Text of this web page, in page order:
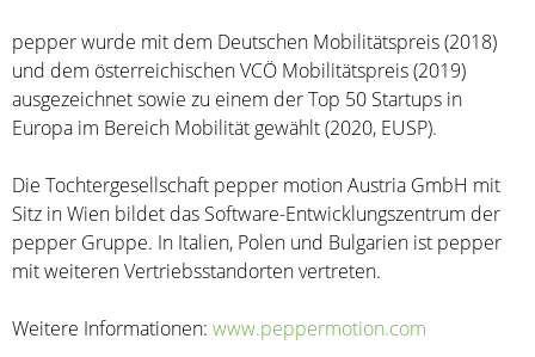
pepper wurde mit dem Deutschen Mobilitätspreis (2018)
und dem österreichischen VCÖ Mobilitätspreis (2019)
ausgezeichnet sowie zu einem der Top 50 Startups in
Europa im Bereich Mobilität gewählt (2020, EUSP).
Die Tochtergesellschaft pepper motion Austria GmbH mit
Sitz in Wien bildet das Software-Entwicklungszentrum der
pepper Gruppe. In Italien, Polen und Bulgarien ist pepper
mit weiteren Vertriebsstandorten vertreten.
Weitere Informationen: www.peppermotion.com